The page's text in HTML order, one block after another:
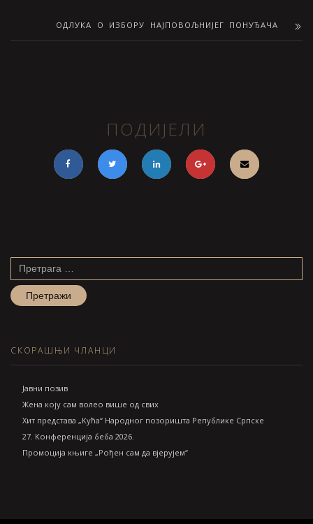
ОДЛУКА О ИЗБОРУ НАЈПОВОЉНИЈЕГ ПОНУЂАЧА
ПОДИЈЕЛИ
СКОРАШЊИ ЧЛАНЦИ
Jавни позив
Жена коју сам волео више од свих
Хит представа „Кућа“ Народног позоришта Републике Српске
27. Конференција беба 2026.
Промоција књиге „Рођен сам да вјерујем“